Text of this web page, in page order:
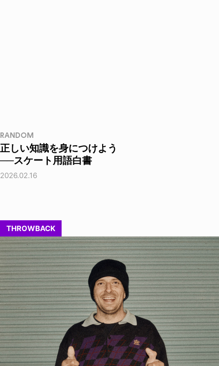
RANDOM
正しい知識を身につけよう
──スケート用語白書
2026.02.16
THROWBACK